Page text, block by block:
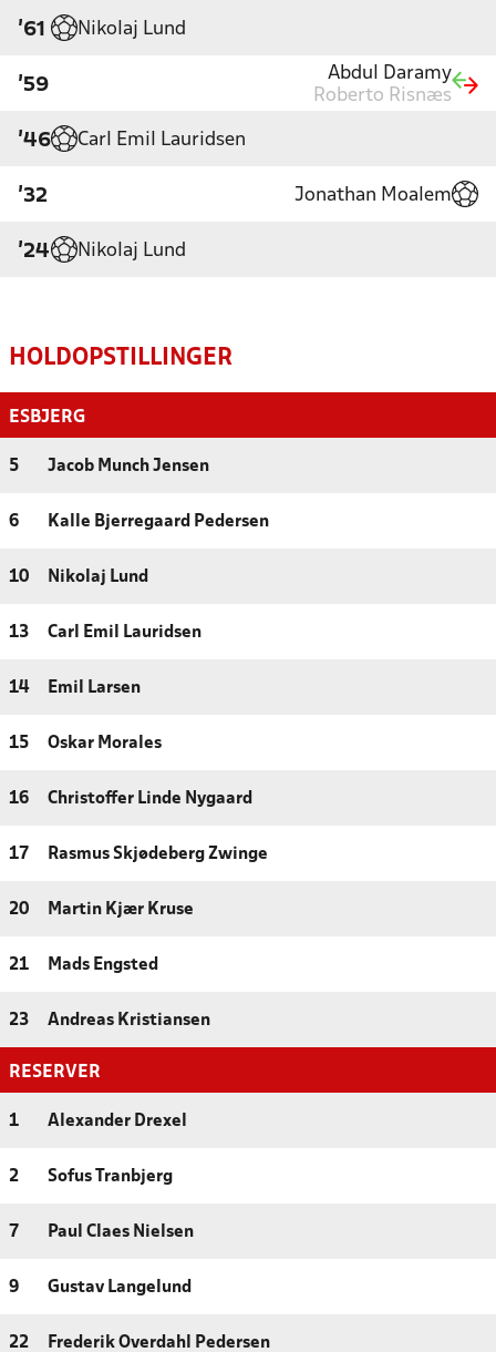
'61 Nikolaj Lund
'59
Abdul Daramy
Roberto Risnæs
'46 Carl Emil Lauridsen
'32 Jonathan Moalem
'24 Nikolaj Lund
HOLDOPSTILLINGER
ESBJERG
5 Jacob Munch Jensen
6 Kalle Bjerregaard Pedersen
10 Nikolaj Lund
13 Carl Emil Lauridsen
14 Emil Larsen
15 Oskar Morales
16 Christoffer Linde Nygaard
17 Rasmus Skjødeberg Zwinge
20 Martin Kjær Kruse
21 Mads Engsted
23 Andreas Kristiansen
RESERVER
1 Alexander Drexel
2 Sofus Tranbjerg
7 Paul Claes Nielsen
9 Gustav Langelund
22 Frederik Overdahl Pedersen